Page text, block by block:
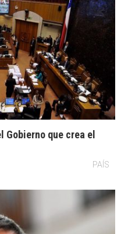
Gobierno que crea el
PAÍS